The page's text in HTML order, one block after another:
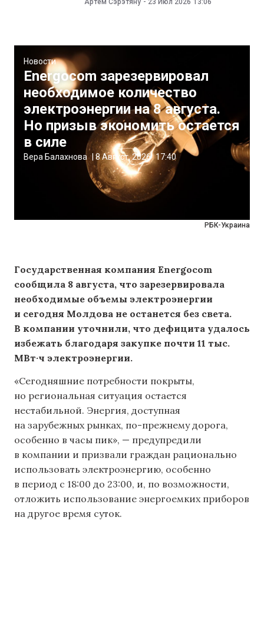
Артём Сэрэтяну - 23 Июл 2026 13:06
РБК-Украина
Новости
Energocom зарезервировал
необходимое количество
электроэнергии на 8 августа.
Но призыв экономить остается
в силе
Вера Балахнова 8 Август, 2026 17:40
Государственная компания Energocom
сообщила 8 августа, что зарезервировала
необходимые объемы электроэнергии
и сегодня Молдова не останется без света.
В компании уточнили, что дефицита удалось
избежать благодаря закупке почти 11 тыс.
МВт·ч электроэнергии.
«Сегодняшние потребности покрыты,
но региональная ситуация остается
нестабильной. Энергия, доступная
на зарубежных рынках, по-прежнему дорога,
особенно в часы пик», — предупредили
в компании и призвали граждан рационально
использовать электроэнергию, особенно
в период с 18:00 до 23:00, и, по возможности,
отложить использование энергоемких приборов
на другое время суток.